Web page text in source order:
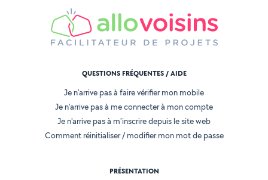
QUESTIONS FRÉQUENTES / AIDE
Je n'arrive pas à faire vérifier mon mobile
Je n'arrive pas à me connecter à mon compte
Je n'arrive pas à m'inscrire depuis le site web
Comment réinitialiser / modifier mon mot de passe
PRÉSENTATION